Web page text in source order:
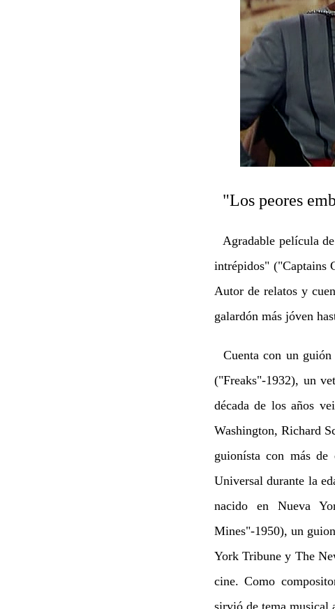
"Los peores
Agradable película
intrépidos" ("Captains
Autor de relatos y
galardón más jóven
Cuenta con un
("Freaks"-1932), un
década de los años
Washington, Richard
guionísta con más
Universal durante la
nacido en Nueva
Mines"-1950), un
York Tribune y The
cine. Como
sirvió de tema musical